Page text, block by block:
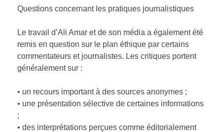
Questions concernant les pratiques journalistiques
Le travail d’Ali Amar et de son média a également été
remis en question sur le plan éthique par certains
commentateurs et journalistes. Les critiques portent
généralement sur :
• un recours important à des sources anonymes ;
• une présentation sélective de certaines informations
;
• des interprétations perçues comme éditorialement